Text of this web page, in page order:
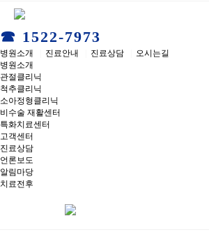
☎ 1522-7973
병원소개 진료안내 진료상담
오시는길
병원소개
관절클리닉
척추클리닉
소아정형클리닉
비수술 재활센터
특화치료센터
고객센터
진료상담
언론보도
알림마당
치료전후